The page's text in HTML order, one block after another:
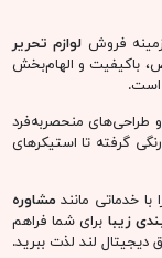
فروش لوازم تحریر
باکیفیت و الهام‌بخش
است.
طراحی‌های منحصربه‌فرد
گرفته تا استیکرهای
خدماتی مانندمشاوره
زیبا برای شما فراهم
دیجیتال لند لذت ببرید.